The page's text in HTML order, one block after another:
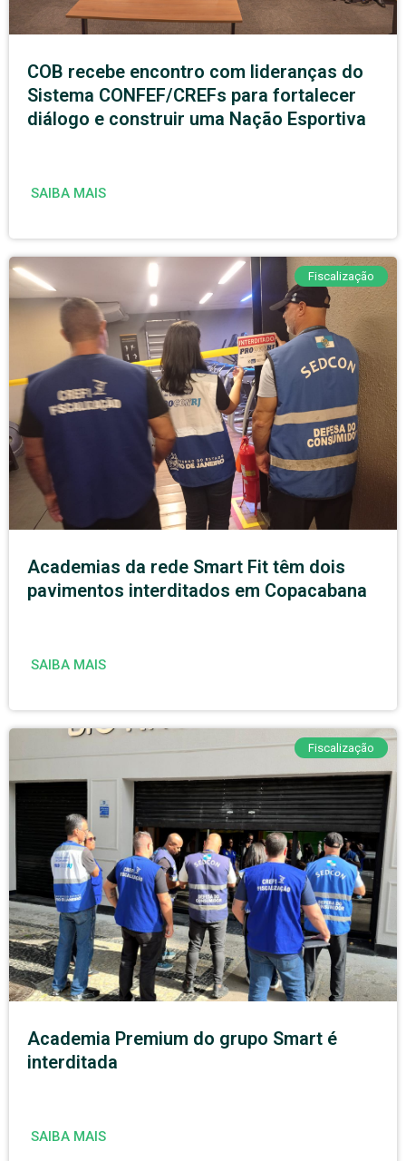
COB recebe encontro com lideranças do
Sistema CONFEF/CREFs para fortalecer
diálogo e construir uma Nação Esportiva
SAIBA MAIS
Fiscalização
Academias da rede Smart Fit têm dois
pavimentos interditados em Copacabana
SAIBA MAIS
Fiscalização
Academia Premium do grupo Smart é
interditada
SAIBA MAIS